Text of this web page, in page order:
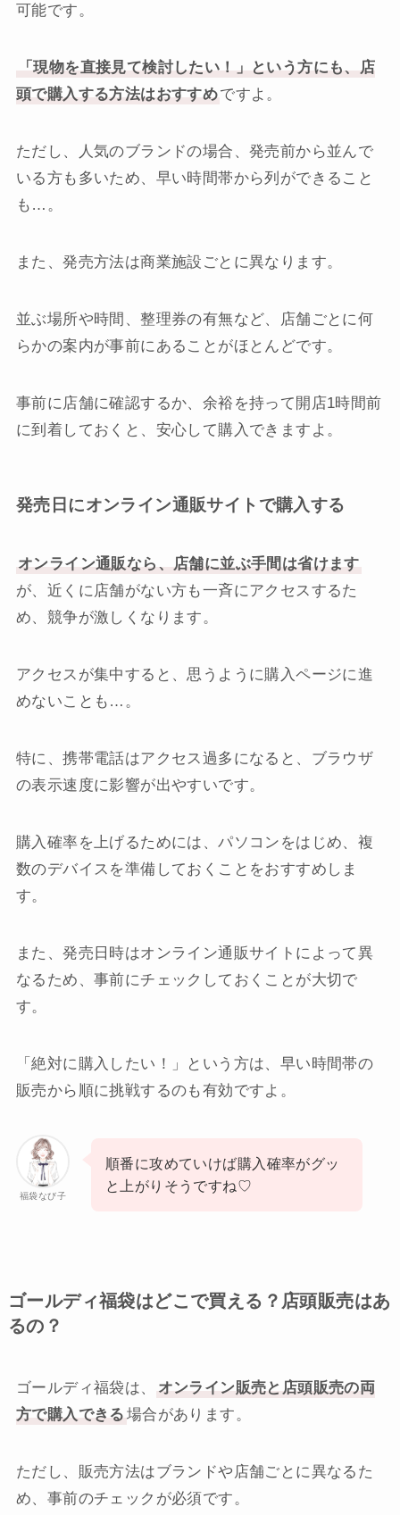
可能です。
「現物を直接見て検討したい！」という方にも、店
頭で購入する方法はおすすめですよ。
ただし、人気のブランドの場合、発売前から並んで
いる方も多いため、早い時間帯から列ができること
も…。
また、発売方法は商業施設ごとに異なります。
並ぶ場所や時間、整理券の有無など、店舗ごとに何
らかの案内が事前にあることがほとんどです。
事前に店舗に確認するか、余裕を持って開店1時間前
に到着しておくと、安心して購入できますよ。
発売日にオンライン通販サイトで購入する
オンライン通販なら、店舗に並ぶ手間は省けます
が、近くに店舗がない方も一斉にアクセスするた
め、競争が激しくなります。
アクセスが集中すると、思うように購入ページに進
めないことも…。
特に、携帯電話はアクセス過多になると、ブラウザ
の表示速度に影響が出やすいです。
購入確率を上げるためには、パソコンをはじめ、複
数のデバイスを準備しておくことをおすすめしま
す。
また、発売日時はオンライン通販サイトによって異
なるため、事前にチェックしておくことが大切で
す。
「絶対に購入したい！」という方は、早い時間帯の
販売から順に挑戦するのも有効ですよ。
福袋なび子
順番に攻めていけば購入確率がグッ
と上がりそうですね♡
ゴールディ福袋はどこで買える？店頭販売はあ
るの？
ゴールディ福袋は、
オンライン販売と店頭販売の両
方で購入できる 場合があります。
ただし、販売方法はブランドや店舗ごとに異なるた
め、事前のチェックが必須です。